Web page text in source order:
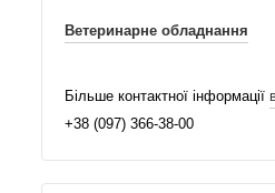
Ветеринарне обладнання
Більше контактної інформації
+38 (097) 366-38-00